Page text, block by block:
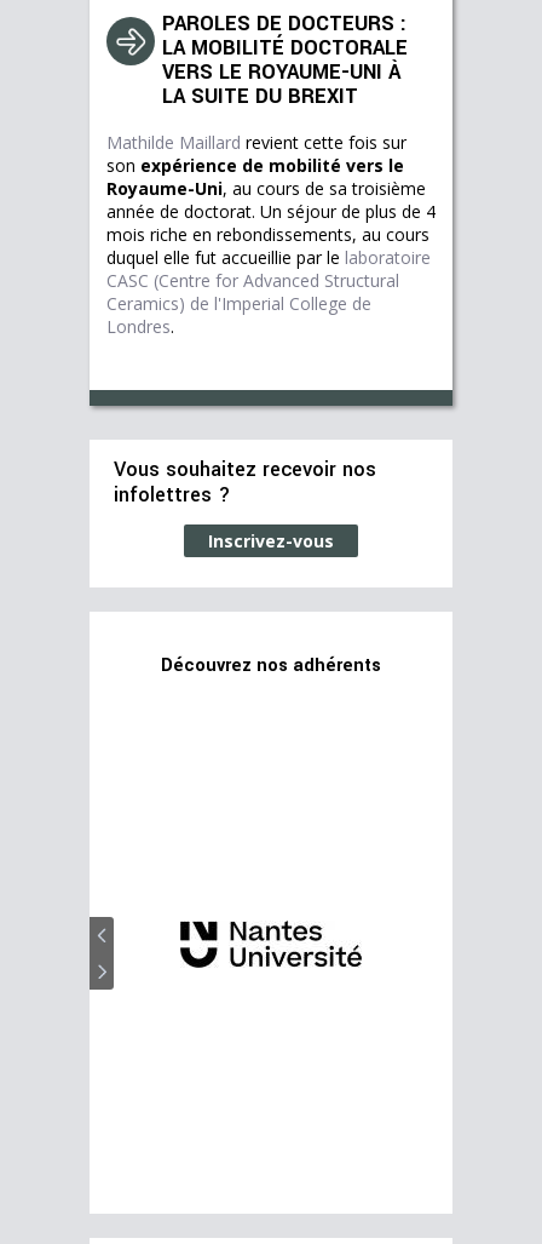
PAROLES DE DOCTEURS :
LA MOBILITÉ DOCTORALE
VERS LE ROYAUME-UNI À
LA SUITE DU BREXIT
Mathilde Maillard revient cette fois sur
son expérience de mobilité vers le
Royaume-Uni, au cours de sa troisième
année de doctorat. Un séjour de plus de 4
mois riche en rebondissements, au cours
duquel elle fut accueillie par le laboratoire
CASC (Centre for Advanced Structural
Ceramics) de l'Imperial College de
Londres.
Vous souhaitez recevoir nos
infolettres ?
Inscrivez-vous
Découvrez nos adhérents